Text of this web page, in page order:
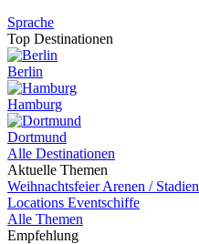
Sprache
Top Destinationen
Berlin
Hamburg
Dortmund
Alle Destinationen
Aktuelle Themen
WeihnachtsfeierArenen / Stadien
Locations Eventschiffe
Alle Themen
Empfehlung